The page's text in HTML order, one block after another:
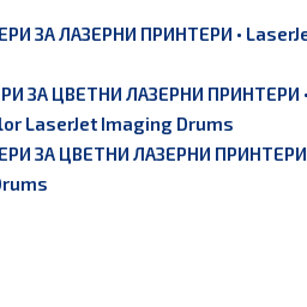
ЗА ЛАЗЕРНИ ПРИНТЕРИ •
ЗА ЦВЕТНИ ЛАЗЕРНИ ПРИНТЕРИ •
LaserJet Imaging Drums
ЗА ЦВЕТНИ ЛАЗЕРНИ ПРИНТЕРИ